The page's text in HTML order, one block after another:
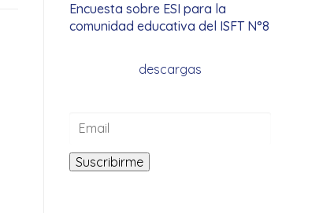
Encuesta sobre ESI para la
comunidad educativa del ISFT N°8
descargas